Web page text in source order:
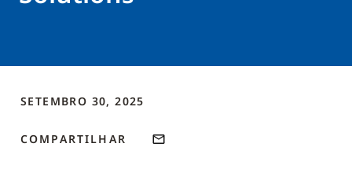
SETEMBRO 30, 2025
COMPARTILHAR